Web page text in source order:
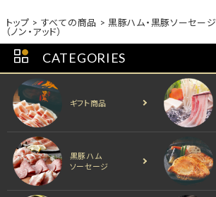
トップ すべての商品 黒豚ハム・黒豚ソーセージ
（ノン・アッド）
CATEGORIES
ギフト商品
黒豚ハム
ソーセージ